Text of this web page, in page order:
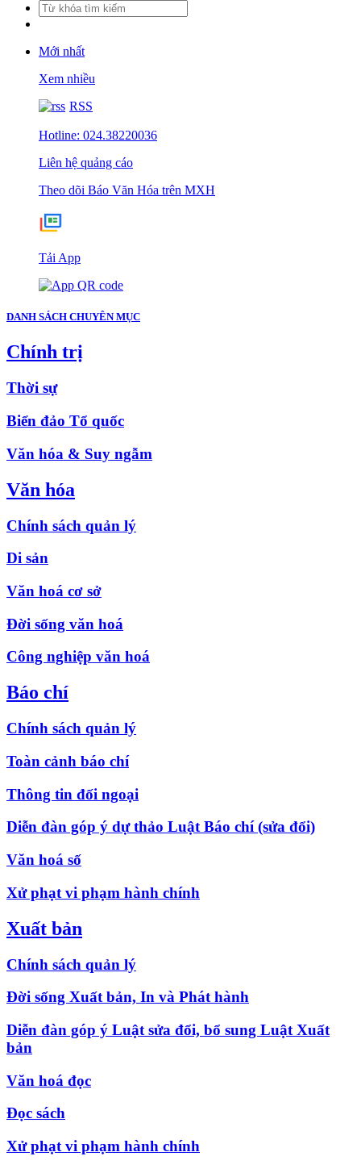
Mới nhất
Xem nhiều
RSS
Hotline: 024.38220036
Liên hệ quảng cáo
Theo dõi Báo Văn Hóa trên MXH
Tải App
DANH SÁCH CHUYÊN MỤC
Chính trị
Thời sự
Biển đảo Tổ quốc
Văn hóa & Suy ngẫm
Văn hóa
Chính sách quản lý
Di sản
Văn hoá cơ sở
Đời sống văn hoá
Công nghiệp văn hoá
Báo chí
Chính sách quản lý
Toàn cảnh báo chí
Thông tin đối ngoại
Diễn đàn góp ý dự thảo Luật Báo chí (sửa đổi)
Văn hoá số
Xử phạt vi phạm hành chính
Xuất bản
Chính sách quản lý
Đời sống Xuất bản, In và Phát hành
Diễn đàn góp ý Luật sửa đổi, bổ sung Luật Xuất
bản
Văn hoá đọc
Đọc sách
Xử phạt vi phạm hành chính